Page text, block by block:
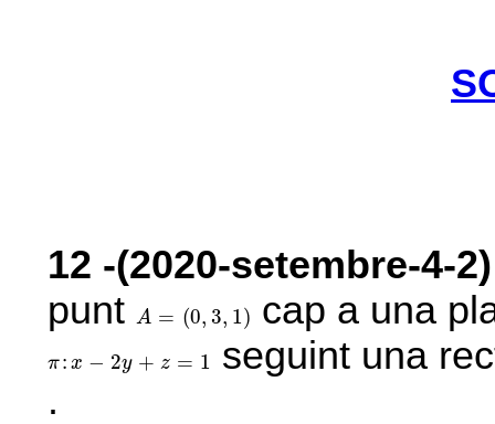
12 -(2020-setembre-4-2)
punt A = (0, 3, 1)
A ,3, 1) cap a una
π: x − 2y + z = 1
π: x- +z= 1
seguint una
.